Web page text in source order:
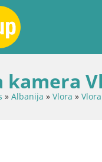
kamera
» Albanija » Vlora » Vlora